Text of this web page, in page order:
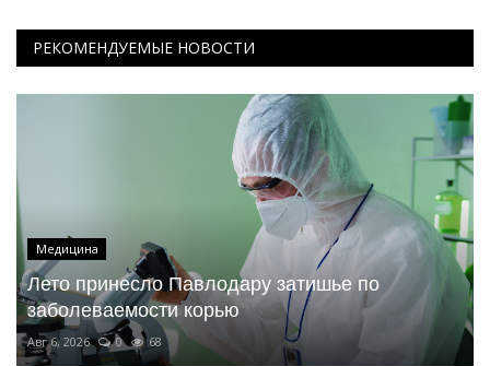
РЕКОМЕНДУЕМЫЕ НОВОСТИ
Медицина
Лето принесло Павлодару затишье по
заболеваемости корью
Авг 6, 2026 0 68